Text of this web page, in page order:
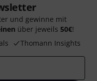
und gewinne mit
über jeweils 50€!
Thomann Insights